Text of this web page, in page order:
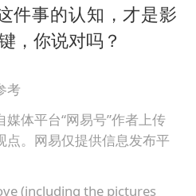
件事的认知，才是影
，你说对吗？
考
体平台“网易号”作者上传
点。网易仅提供信息发布平
(including the pictures